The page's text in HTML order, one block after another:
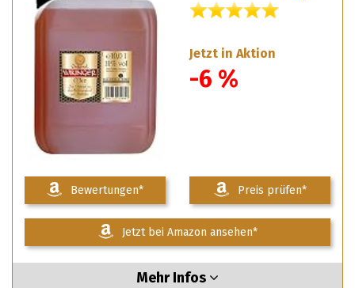
Jetzt in Aktion
-6 %
Bewertungen* Preis prüfen*
Jetzt bei Amazon ansehen*
Mehr Infos